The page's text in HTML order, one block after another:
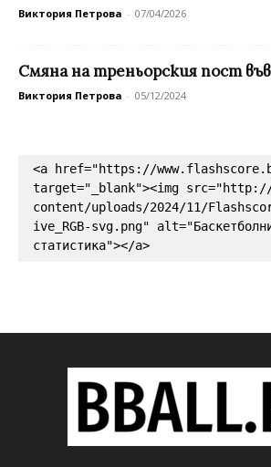
Виктория Петрова - 07/04/2026
Смяна на треньорския пост
Виктория Петрова - 05/12/2024
<a href="https://
target="_blank"><img
content/uploads/2024/11/
ive_RGB-svg.png"
статистика"></a>